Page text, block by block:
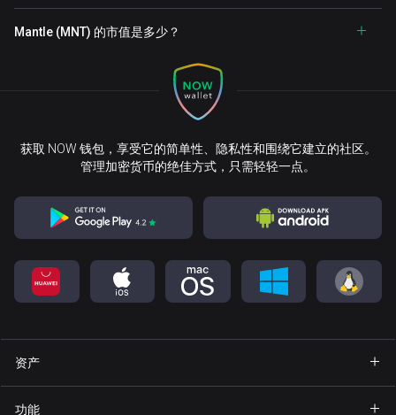
Mantle (MNT) 的市值是多少？
获取 NOW 钱包，享受它的简单性、隐私性和围绕它建立的社区。
管理加密货币的绝佳方式，只需轻轻一点。
资产
功能